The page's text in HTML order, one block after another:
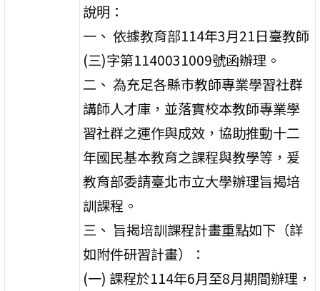
說明：
一、 依據教育部114年3月21日臺教師
(三)字第1140031009號函辦理。
二、 為充足各縣市教師專業學習社群
講師人才庫，並落實校本教師專業學
習社群之運作與成效，協助推動十二
年國民基本教育之課程與教學等，爰
教育部委請臺北市立大學辦理旨揭培
訓課程。
三、 旨揭培訓課程計畫重點如下（詳
如附件研習計畫）：
(一) 課程於114年6月至8月期間辦理，